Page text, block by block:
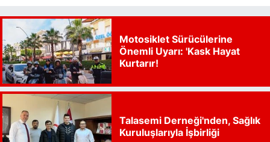
Motosiklet Sürücülerine
Önemli Uyarı: 'Kask Hayat
Kurtarır!
Talasemi Derneği'nden, Sağlık
Kuruluşlarıyla İşbirliği